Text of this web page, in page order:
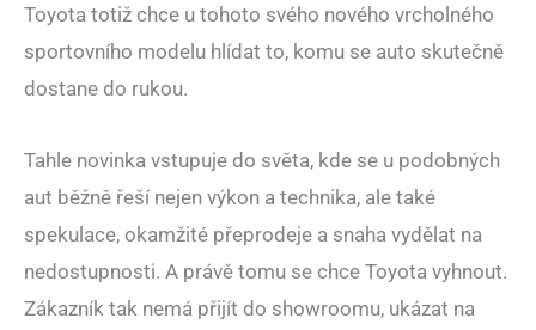
Toyota totiž chce u tohoto svého nového vrcholného
sportovního modelu hlídat to, komu se auto skutečně
dostane do rukou.
Tahle novinka vstupuje do světa, kde se u podobných
aut běžně řeší nejen výkon a technika, ale také
spekulace, okamžité přeprodeje a snaha vydělat na
nedostupnosti. A právě tomu se chce Toyota vyhnout.
Zákazník tak nemá přijít do showroomu, ukázat na